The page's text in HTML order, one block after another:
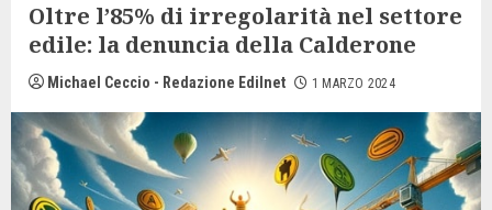
Oltre l’85% di irregolarità nel settore
edile: la denuncia della Calderone
Michael Ceccio - Redazione Edilnet 1 MARZO 2024